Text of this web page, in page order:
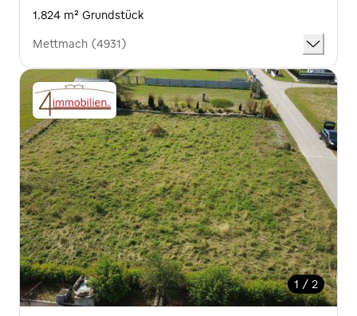
1.824 m² Grundstück
Mettmach (4931)
1 / 2